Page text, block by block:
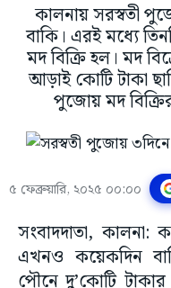
কালনায় সরস্বতী
বাকি। এরই মধ্যে
মদ বিক্রি হল। মদ
আড়াই কোটি টাকা
পুজোয় মদ
৫ ফেব্রুয়ারি, ২০২৫ ০০:০০
সংবাদদাতা,
এখনও কয়েকদিন
পৌনে দু’কোটি